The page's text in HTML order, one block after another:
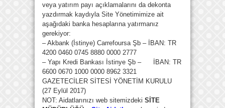
veya yatırım payı açıklamalarını da dekonta
yazdırmak kaydıyla Site Yönetimimize ait
aşağıdaki banka hesaplarına yatırmanız
gerekiyor:
– Akbank (İstinye) Carrefoursa Şb – İBAN: TR
4200 0460 0745 8880 0000 2777
– Yapı Kredi Bankası İstinye Şb – İBAN: TR
6600 0670 1000 0000 8962 3321
GAZETECİLER SİTESİ YÖNETİM KURULU
(27 Eylül 2017)
NOT: Aidatlarınızı web sitemizdeki SİTE